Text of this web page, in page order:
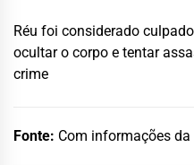
Réu foi considerado
ocultar o corpo e tentar
crime
Fonte: Com informações da